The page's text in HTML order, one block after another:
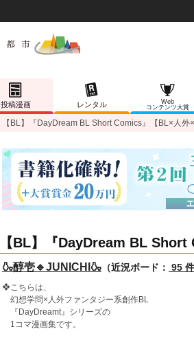
投稿漫画 レンタル
Web
コンテンツ大賞
【BL】『DayDream BL Short Comics』【BL×人外
【BL】『DayDream BL Short
🍶醇壱🔹JUNICHI🍶 （近況ボード： 95 件
❖こちらは、
幻想学問×人外ファンタジー系創作BL
『DayDreamt』シリーズの
1コマ漫画集です。